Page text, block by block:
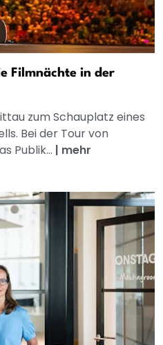
Filmnächte in der
zum Schauplatz eines
Bei der Tour von
Publik... | mehr